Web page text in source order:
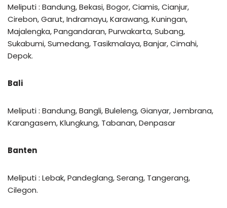
Meliputi : Bandung, Bekasi, Bogor, Ciamis, Cianjur,
Cirebon, Garut, Indramayu, Karawang, Kuningan,
Majalengka, Pangandaran, Purwakarta, Subang,
Sukabumi, Sumedang, Tasikmalaya, Banjar, Cimahi,
Depok.
Bali
Meliputi : Bandung, Bangli, Buleleng, Gianyar, Jembrana,
Karangasem, Klungkung, Tabanan, Denpasar
Banten
Meliputi : Lebak, Pandeglang, Serang, Tangerang,
Cilegon.